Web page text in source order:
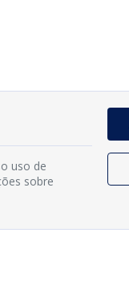
uso de
sobre